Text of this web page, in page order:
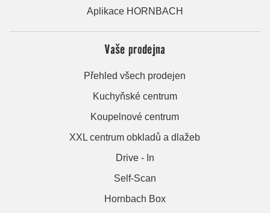
Aplikace HORNBACH
Vaše prodejna
Přehled všech prodejen
Kuchyňské centrum
Koupelnové centrum
XXL centrum obkladů a dlažeb
Drive - In
Self-Scan
Hornbach Box